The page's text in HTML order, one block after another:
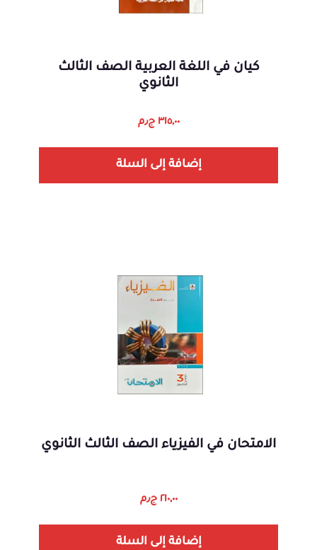
كيان في اللغة العربية الصف الثالث
الثانوي
٣١٥,٠٠ ج٫م
إضافة إلى السلة
الامتحان في الفيزياء الصف الثالث الثانوي
٢١٠,٠٠ ج٫م
إضافة إلى السلة